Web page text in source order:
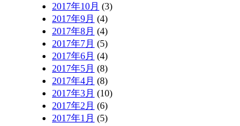
2017年10月 (3)
2017年9月 (4)
2017年8月 (4)
2017年7月 (5)
2017年6月 (4)
2017年5月 (8)
2017年4月 (8)
2017年3月 (10)
2017年2月 (6)
2017年1月 (5)